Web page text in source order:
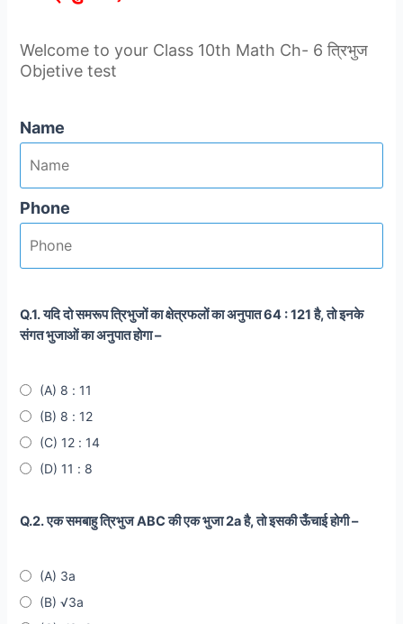
Welcome to your Class 10th Math Ch- 6 त्रिभुज
Objetive test
Name
Phone
Q.1. यदि दो समरूप त्रिभुजों का क्षेत्रफलों का अनुपात 64 : 121 है, तो इनके
संगत भुजाओं का अनुपात होगा –
(A) 8 : 11
(B) 8 : 12
(C) 12 : 14
(D) 11 : 8
Q.2. एक समबाहु त्रिभुज ABC की एक भुजा 2a है, तो इसकी ऊँचाई होगी –
(A) 3a
(B) √3a